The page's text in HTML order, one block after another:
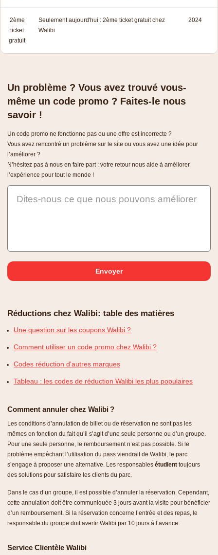
2ème
ticket
gratuit
Seulement aujourd'hui : 2ème ticket gratuit chez
Walibi
2024
Un problème ? Vous avez trouvé vous-
même un code promo ? Faites-le nous
savoir !
Un code promo ne fonctionne pas ou une offre est incorrecte ?
Vous avez rencontré un problème sur le site ou vous avez une idée pour
l’améliorer ?
N’hésitez pas à nous en faire part : votre retour nous aide à améliorer
l’expérience pour tout le monde !
Dites-nous ce que nous pouvons améliorer
Réductions chez Walibi: table des matières
Une question sur les coupons Walibi ?
Comment utiliser un code promo chez Walibi ?
Codes réduction d'autres marques
Tableau : les codes de réduction Walibi les plus populaires
Comment annuler chez Walibi ?
Les conditions d’annulation de billet ou de réservation ne sont pas les
mêmes en fonction du fait qu’il s’agit d’une seule personne ou d’un groupe.
Pour une seule personne, le remboursement n’est pas possible. Si le
problème empêchant l’utilisation du pass viendrait de Walibi, le parc
s’engage à proposer une alternative. Les responsables étudient toujours
des solutions pour satisfaire les clients du parc.
Dans le cas d’un groupe, il est possible d’annuler la réservation. Cependant,
cette annulation doit être communiquée 3 jours avant la visite pour bénéficier
d’un remboursement. Si la réservation concerne l’entrée et des repas, le
responsable du groupe doit avertir Walibi par 10 jours à l’avance.
Service Clientèle Walibi